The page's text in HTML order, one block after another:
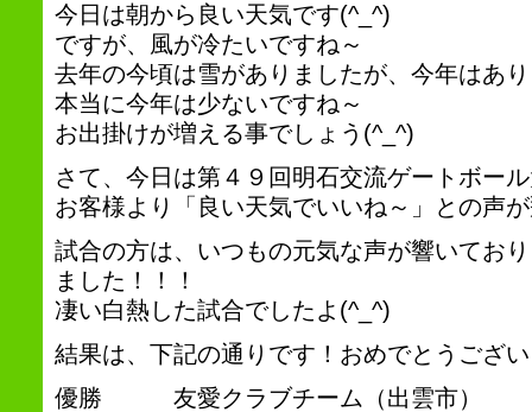
今日は朝から良い天気です(^_^)
ですが、風が冷たいですね～
去年の今頃は雪がありましたが、今年はあ
本当に今年は少ないですね～
お出掛けが増える事でしょう(^_^)
さて、今日は第４９回明石交流ゲートボー
お客様より「良い天気でいいね～」との声
試合の方は、いつもの元気な声が響いてお
ました！！！
凄い白熱した試合でしたよ(^_^)
結果は、下記の通りです！おめでとうござ
優勝 友愛クラブチーム（出雲市）